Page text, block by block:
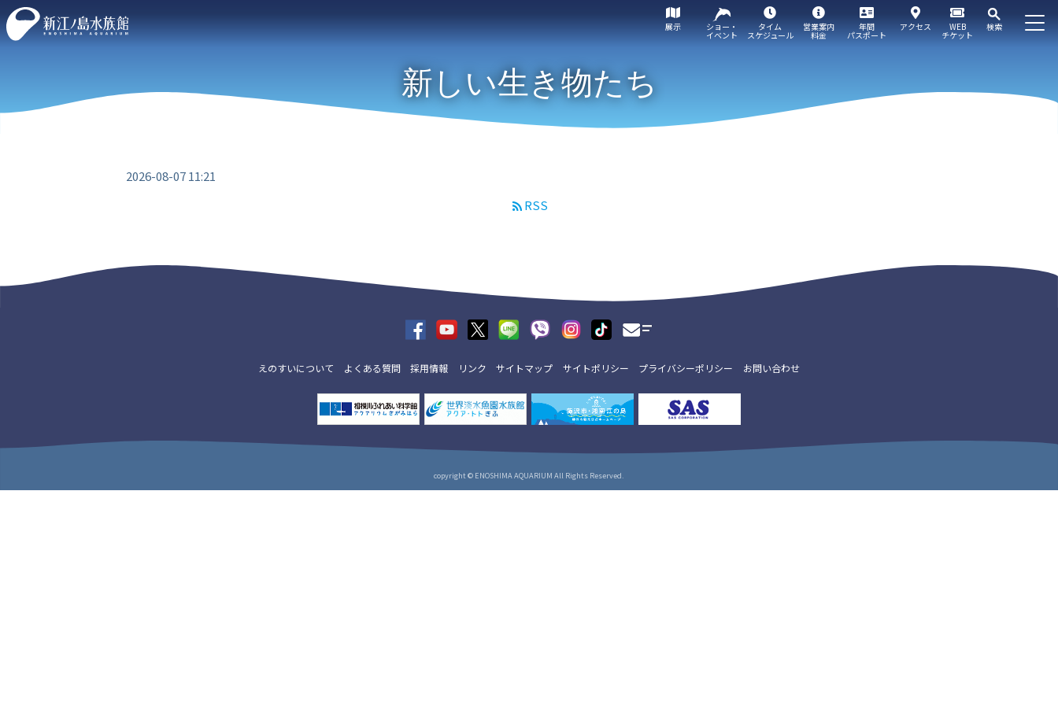
WEB
チケット
検索
展示 ショー・
イベント
タイム
スケジュール
営業案内
料金
年間
パスポート
アクセス
新しい生き物たち
2026-08-07 11:21
RSS
えのすいについて よくある質問 採用情報 リンク サイトマップ サイトポリシー プライバシーポリシー お問い合わせ
copyright © ENOSHIMA AQUARIUM All Rights Reserved.